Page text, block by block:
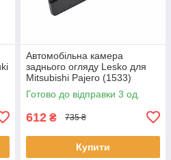
Автомобільна камера
заднього огляду Lesko для
Mitsubishi Pajero (1533)
мітсубіші 3 шт.
Готово до відправки 3 од.
612 ₴ 735 ₴
Купити